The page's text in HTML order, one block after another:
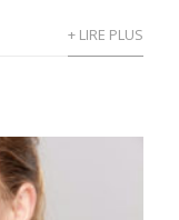
+ LIRE PLUS